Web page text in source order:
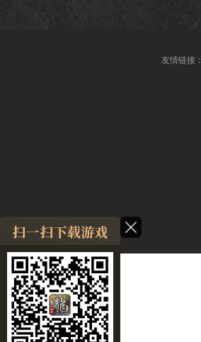
友情链接：